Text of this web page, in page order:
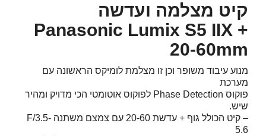
קיט מצלמה ועדשה
Panasonic Lumix S5 IIX +
20-60mm
מנוע עיבוד משופר וכן זו מצלמת לומיקס הראשונה עם
מערכת
פוקוס Phase Detection לפוקוס אוטומטי הכי מדויק ומהיר
שיש.
– קיט הכולל גוף + עדשת 20-60 עם צמצם משתנה F/3.5-
5.6